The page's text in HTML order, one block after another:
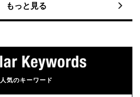
もっと見る
人気のキーワード